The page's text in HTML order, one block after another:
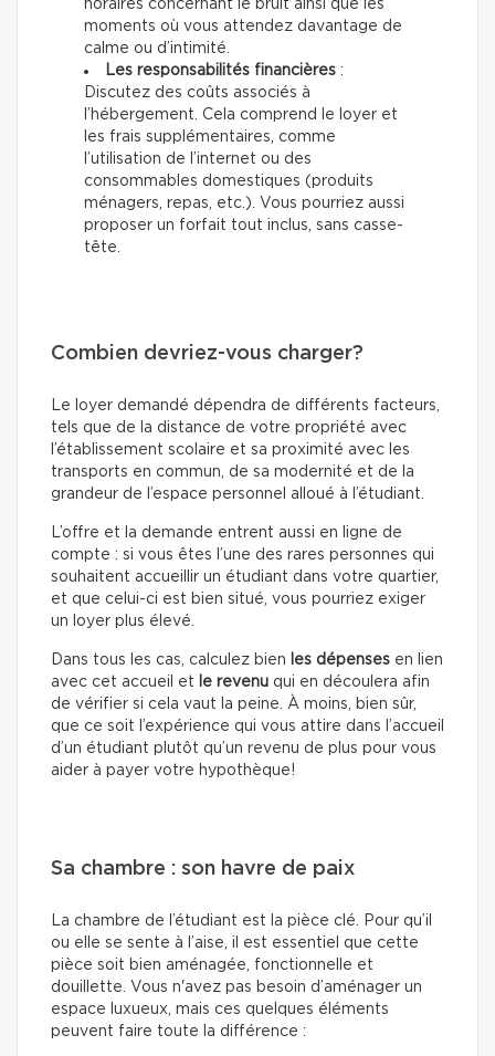
horaires concernant le bruit ainsi que les
moments où vous attendez davantage de
calme ou d’intimité.
Les responsabilités financières :
Discutez des coûts associés à
l’hébergement. Cela comprend le loyer et
les frais supplémentaires, comme
l’utilisation de l’internet ou des
consommables domestiques (produits
ménagers, repas, etc.). Vous pourriez aussi
proposer un forfait tout inclus, sans casse-
tête.
Combien devriez-vous charger?
Le loyer demandé dépendra de différents facteurs,
tels que de la distance de votre propriété avec
l’établissement scolaire et sa proximité avec les
transports en commun, de sa modernité et de la
grandeur de l’espace personnel alloué à l’étudiant.
L’offre et la demande entrent aussi en ligne de
compte : si vous êtes l’une des rares personnes qui
souhaitent accueillir un étudiant dans votre quartier,
et que celui-ci est bien situé, vous pourriez exiger
un loyer plus élevé.
Dans tous les cas, calculez bien les dépenses en lien
avec cet accueil et
le revenu qui en découlera afin
de vérifier si cela vaut la peine. À moins, bien sûr,
que ce soit l’expérience qui vous attire dans l’accueil
d’un étudiant plutôt qu’un revenu de plus pour vous
aider à payer votre hypothèque!
Sa chambre : son havre de paix
La chambre de l’étudiant est la pièce clé. Pour qu’il
ou elle se sente à l’aise, il est essentiel que cette
pièce soit bien aménagée, fonctionnelle et
douillette. Vous n'avez pas besoin d’aménager un
espace luxueux, mais ces quelques éléments
peuvent faire toute la différence :